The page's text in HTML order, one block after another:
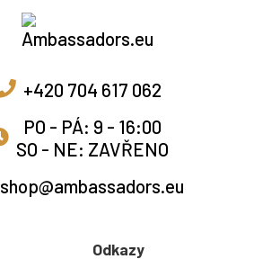
+420 704 617 062
PO - PÁ: 9 - 16:00
SO - NE: ZAVŘENO
shop@ambassadors.eu
Odkazy